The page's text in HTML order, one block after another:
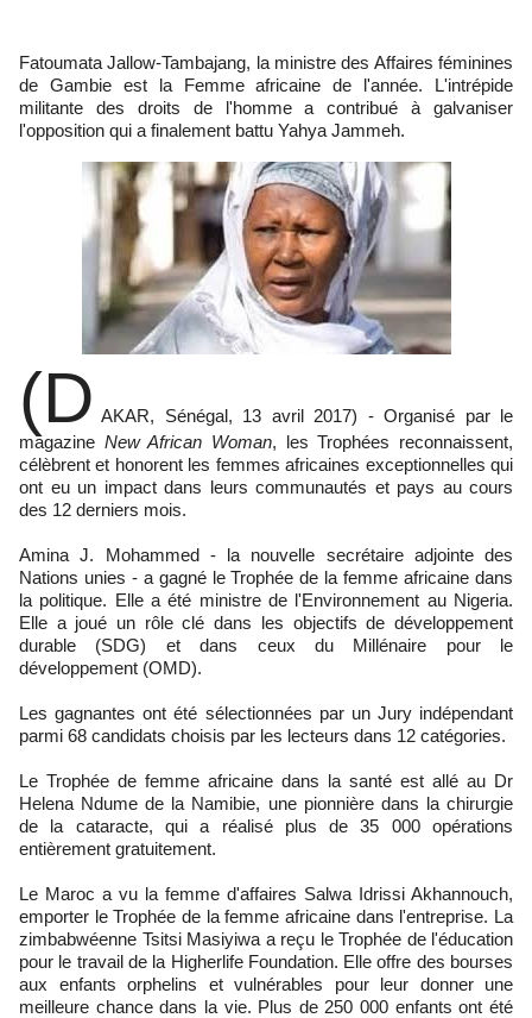
Fatoumata Jallow-Tambajang, la ministre des Affaires féminines
de Gambie est la Femme africaine de l'année. L'intrépide
militante des droits de l'homme a contribué à galvaniser
l'opposition qui a finalement battu Yahya Jammeh.
(D AKAR, Sénégal, 13 avril 2017) - Organisé par le
magazine New African Woman, les Trophées reconnaissent,
célèbrent et honorent les femmes africaines exceptionnelles qui
ont eu un impact dans leurs communautés et pays au cours
des 12 derniers mois.
Amina J. Mohammed - la nouvelle secrétaire adjointe des
Nations unies - a gagné le Trophée de la femme africaine dans
la politique. Elle a été ministre de l'Environnement au Nigeria.
Elle a joué un rôle clé dans les objectifs de développement
durable (SDG) et dans ceux du Millénaire pour le
développement (OMD).
Les gagnantes ont été sélectionnées par un Jury indépendant
parmi 68 candidats choisis par les lecteurs dans 12 catégories.
Le Trophée de femme africaine dans la santé est allé au Dr
Helena Ndume de la Namibie, une pionnière dans la chirurgie
de la cataracte, qui a réalisé plus de 35 000 opérations
entièrement gratuitement.
Le Maroc a vu la femme d'affaires Salwa Idrissi Akhannouch,
emporter le Trophée de la femme africaine dans l'entreprise. La
zimbabwéenne Tsitsi Masiyiwa a reçu le Trophée de l'éducation
pour le travail de la Higherlife Foundation. Elle offre des bourses
aux enfants orphelins et vulnérables pour leur donner une
meilleure chance dans la vie. Plus de 250 000 enfants ont été